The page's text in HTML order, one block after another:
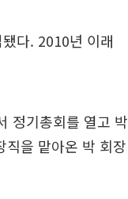
다. 2010년 이래
정기총회를 열고 박
을 맡아온 박 회장